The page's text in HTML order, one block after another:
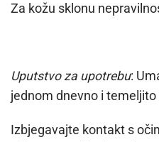
Za kožu sklonu
Uputstvo za upotrebu:
jednom dnevno i
Izbjegavajte kontakt s